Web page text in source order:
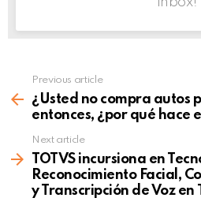
more
Previous article
¿Usted no compra autos
entonces, ¿por qué hace
Next article
TOTVS incursiona en
Reconocimiento Facial,
y Transcripción de Voz en